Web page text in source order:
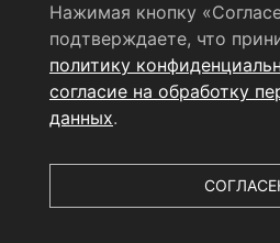
RSS-
© 2004 - 2026 Сетевое
Свидетельство о
ЭЛ № ФС 77 - 79754 от 07.12.2020
технологий и массовых
Нажимая кнопку
подтверждаете, что
политику
согласие на обработку
данных.